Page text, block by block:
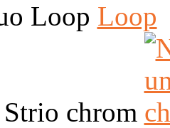
Loop
chrom